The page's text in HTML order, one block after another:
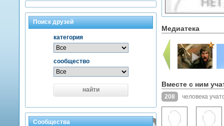
Медиатека
Вместе с ним
208 человека
Поиск друзей
категория
сообщество
найти
Сообщества